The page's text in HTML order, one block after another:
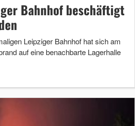
Bahnhof beschäftigt
Leipziger Bahnhof hat sich am
auf eine benachbarte Lagerhalle